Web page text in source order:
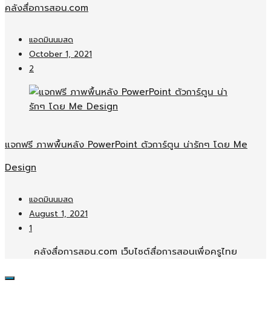
คลังสื่อการสอน.com
แอดมินนมสด
October 1, 2021
2
แจกฟรี ภาพพื้นหลัง PowerPoint ตัวการ์ตูน น่ารักๆ โดย Me
Design
แอดมินนมสด
August 1, 2021
1
คลังสื่อการสอน.com เว็บไซต์สื่อการสอนเพื่อครูไทย